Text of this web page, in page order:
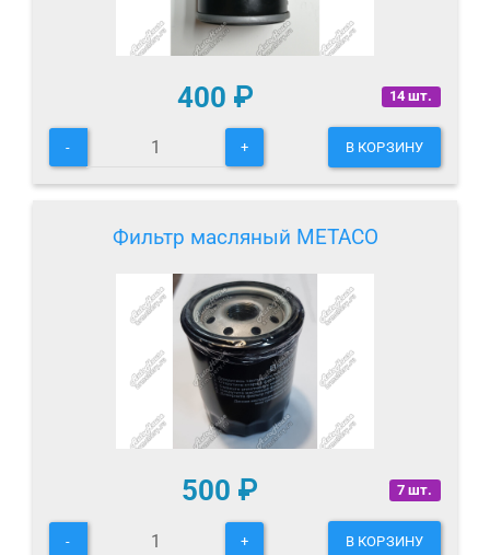
14 шт.
400 ₽
- + В КОРЗИНУ
Фильтр масляный METACO
7 шт.
500 ₽
- + В КОРЗИНУ